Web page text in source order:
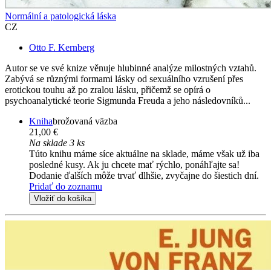
Normální a patologická láska
CZ
Otto F. Kernberg
Autor se ve své knize věnuje hlubinné analýze milostných vztahů.
Zabývá se různými formami lásky od sexuálního vzrušení přes
erotickou touhu až po zralou lásku, přičemž se opírá o
psychoanalytické teorie Sigmunda Freuda a jeho následovníků...
Knihabrožovaná väzba
21,00 €
Na sklade 3 ks
Túto knihu máme síce aktuálne na sklade, máme však už iba
posledné kusy. Ak ju chcete mať rýchlo, ponáhľajte sa!
Dodanie ďalších môže trvať dlhšie, zvyčajne do šiestich dní.
Pridať do zoznamu
Vložiť do košíka